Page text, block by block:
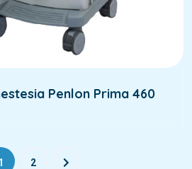
Penlon Prima 460
2